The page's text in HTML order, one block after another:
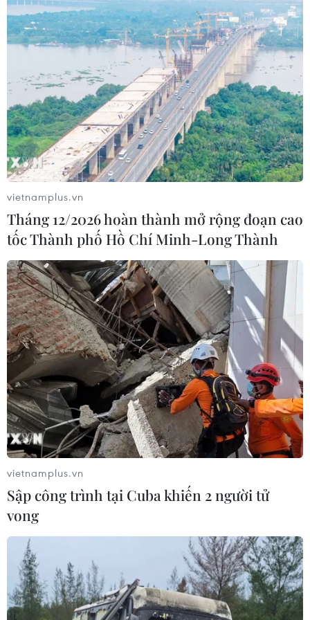
Trung Quốc và Mỹ tham vấn trước vòng
đàm phán thương mại mới
20/09/2019 03:50
Cuộc tham vấn tại Washington trong hai ngày 19-20/9,
sẽ tạo cơ sở cho vòng đàm phán tiếp theo giữa hai nền
kinh tế hàng đầu thế giới, dự kiến diễn ra vào đầu
tháng 10 tới.
vietnamplus.vn
Tháng 12/2026 hoàn thành mở rộng đoạn cao
tốc Thành phố Hồ Chí Minh-Long Thành
vietnamplus.vn
Sập công trình tại Cuba khiến 2 người tử
vong